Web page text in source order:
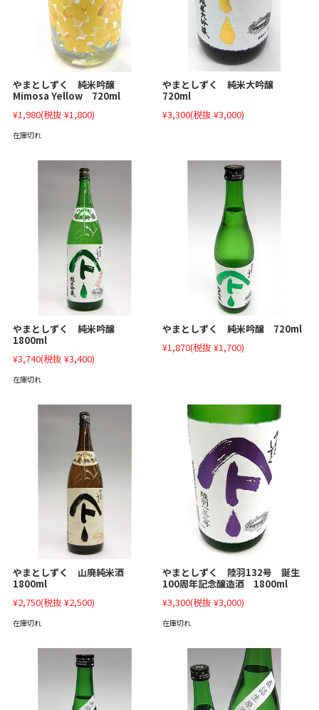
やまとしずく 純米吟醸
Mimosa Yellow 720ml
¥1,980(税抜 ¥1,800)
在庫切れ
やまとしずく 純米大吟醸
720ml
¥3,300(税抜 ¥3,000)
やまとしずく 純米吟醸
1800ml
¥3,740(税抜 ¥3,400)
在庫切れ
やまとしずく 純米吟醸 720ml
¥1,870(税抜 ¥1,700)
やまとしずく 山廃純米酒
1800ml
¥2,750(税抜 ¥2,500)
在庫切れ
やまとしずく 陸羽132号 誕生
100周年記念醸造酒 1800ml
¥3,300(税抜 ¥3,000)
在庫切れ